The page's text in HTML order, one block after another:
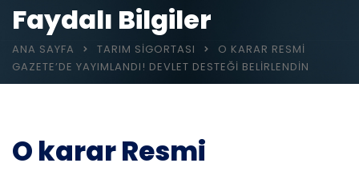
Faydalı Bilgiler
ANA SAYFA TARIM SIGORTASI
O KARAR RESMI
GAZETE’DE YAYIMLANDI! DEVLET DESTEĞI BELIRLENDIN
O karar Resmi